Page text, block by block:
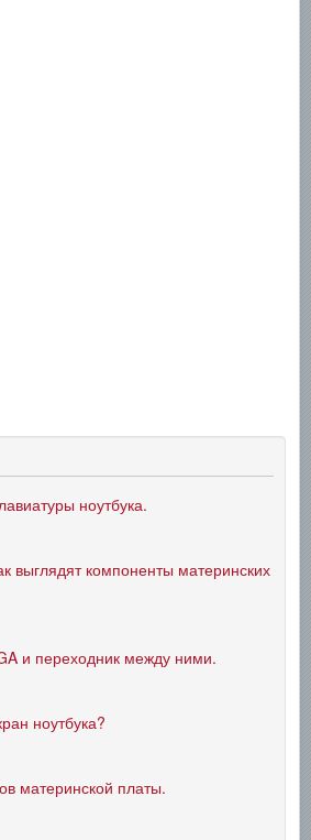
ноутбука.
выглядят компоненты материнских
и переходник между ними.
ноутбука?
материнской платы.